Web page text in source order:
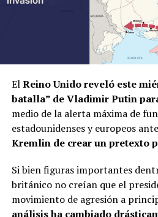
ElReino Unido reveló este
batalla” de Vladimir Putin
medio de la alerta máxima de
estadounidenses y europeos
Kremlin de crear un pretexto
Si bien figuras importantes
británico no creían que el
movimiento de agresión a
análisis ha cambiado